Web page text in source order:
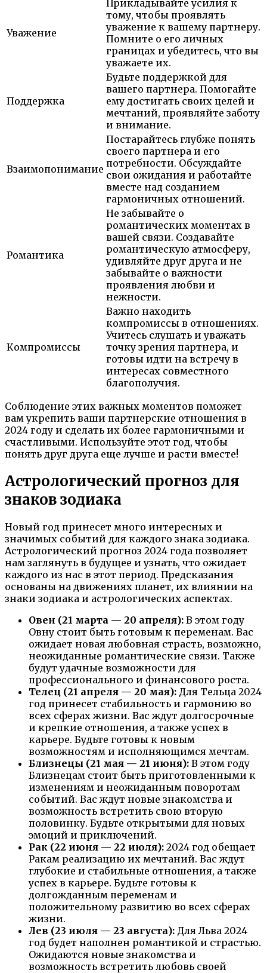
Уважение
Прикладывайте усилия к
тому, чтобы проявлять
уважение к вашему партнеру.
Помните о его личных
границах и убедитесь, что вы
уважаете их.
Поддержка
Будьте поддержкой для
вашего партнера. Помогайте
ему достигать своих целей и
мечтаний, проявляйте заботу
и внимание.
Взаимопонимание
Постарайтесь глубже понять
своего партнера и его
потребности. Обсуждайте
свои ожидания и работайте
вместе над созданием
гармоничных отношений.
Романтика
Не забывайте о
романтических моментах в
вашей связи. Создавайте
романтическую атмосферу,
удивляйте друг друга и не
забывайте о важности
проявления любви и
нежности.
Компромиссы
Важно находить
компромиссы в отношениях.
Учитесь слушать и уважать
точку зрения партнера, и
готовы идти на встречу в
интересах совместного
благополучия.
Соблюдение этих важных моментов поможет
вам укрепить ваши партнерские отношения в
2024 году и сделать их более гармоничными и
счастливыми. Используйте этот год, чтобы
понять друг друга еще лучше и расти вместе!
Астрологический прогноз для
знаков зодиака
Новый год принесет много интересных и
значимых событий для каждого знака зодиака.
Астрологический прогноз 2024 года позволяет
нам заглянуть в будущее и узнать, что ожидает
каждого из нас в этот период. Предсказания
основаны на движениях планет, их влиянии на
знаки зодиака и астрологических аспектах.
Овен (21 марта — 20 апреля): В этом году
Овну стоит быть готовым к переменам. Вас
ожидает новая любовная страсть, возможно,
неожиданные романтические связи. Также
будут удачные возможности для
профессионального и финансового роста.
Телец (21 апреля — 20 мая): Для Тельца 2024
год принесет стабильность и гармонию во
всех сферах жизни. Вас ждут долгосрочные
и крепкие отношения, а также успех в
карьере. Будьте готовы к новым
возможностям и исполняющимся мечтам.
Близнецы (21 мая — 21 июня): В этом году
Близнецам стоит быть приготовленными к
изменениям и неожиданным поворотам
событий. Вас ждут новые знакомства и
возможность встретить свою вторую
половинку. Будьте открытыми для новых
эмоций и приключений.
Рак (22 июня — 22 июля): 2024 год обещает
Ракам реализацию их мечтаний. Вас ждут
глубокие и стабильные отношения, а также
успех в карьере. Будьте готовы к
долгожданным переменам и
положительному развитию во всех сферах
жизни.
Лев (23 июля — 23 августа): Для Льва 2024
год будет наполнен романтикой и страстью.
Ожидаются новые знакомства и
возможность встретить любовь своей